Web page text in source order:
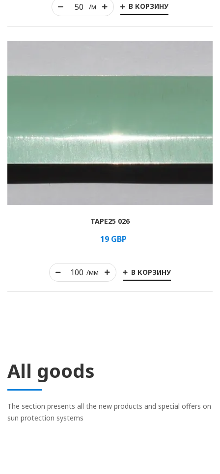
/м В КОРЗИНУ
/мм В КОРЗИНУ
TAPE25 026
19 GBP
All goods
The section presents all the new products and special offers on
sun protection systems